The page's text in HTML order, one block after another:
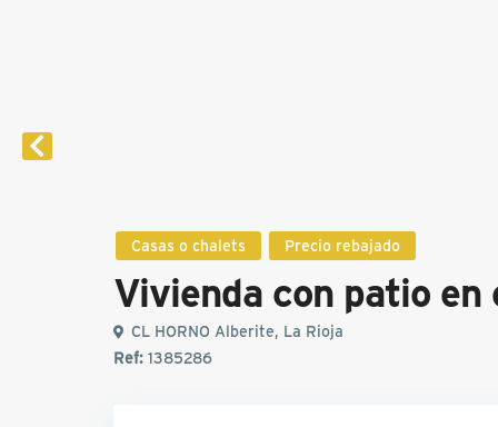
Casas o chalets Precio rebajado
Vivienda con patio
CL HORNO Alberite, La Rioja
Ref:1385286